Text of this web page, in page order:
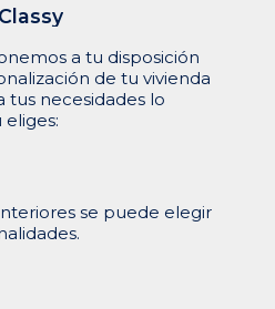
Classy
a tu disposición
de tu vivienda
tus necesidades lo
se puede elegir